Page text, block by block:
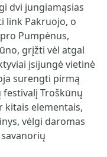
dvi jungiamąsias
link Pakruojo, o
Pumpėnus,
grįžti vėl atgal
įsijungė vietinė
surengti pirmą
festivalį Troškūnų
kitais elementais,
vėlgi daromas